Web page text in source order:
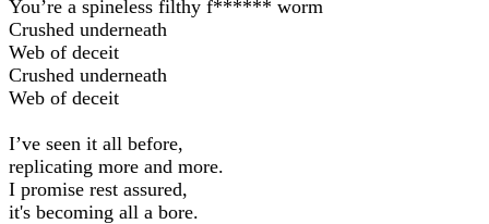
You’re a spineless filthy f****** worm
Crushed underneath
Web of deceit
Crushed underneath
Web of deceit
I’ve seen it all before,
replicating more and more.
I promise rest assured,
it's becoming all a bore.